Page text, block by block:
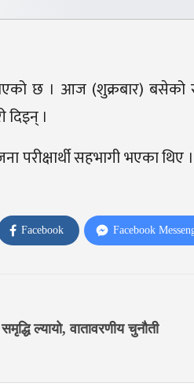
छ । आज (शुक्रबार) बसेको
।
परीक्षार्थी सहभागी भएका
Facebook Facebook
ल्यायो, वातावरणीय चुनौती